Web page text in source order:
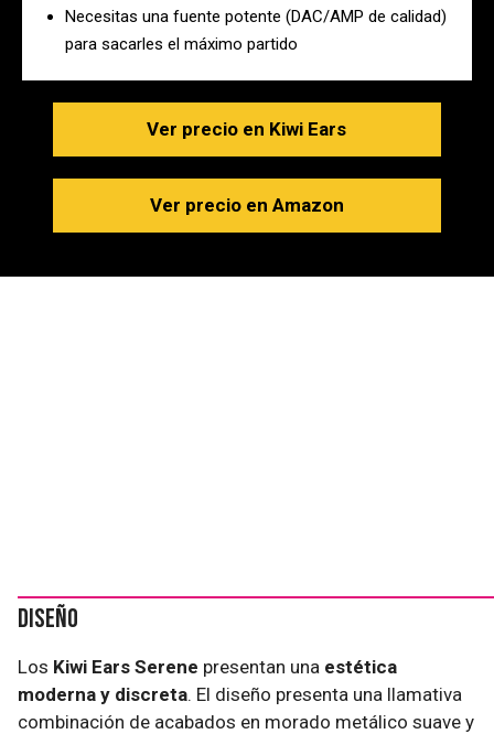
Necesitas una fuente potente (DAC/AMP de calidad)
para sacarles el máximo partido
Ver precio en Kiwi Ears
Ver precio en Amazon
Diseño
Los Kiwi Ears Serene presentan una estética
moderna y discreta. El diseño presenta una llamativa
combinación de acabados en morado metálico suave y